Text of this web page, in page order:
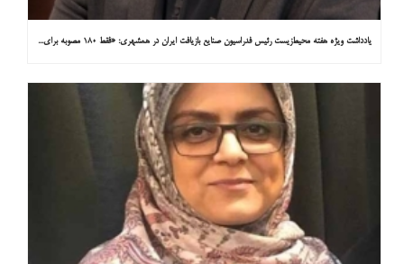
یادداشت ویژه هفته محیط‌زیست رئیس فدراسیون صنایع بازیافت ایران در همشهری: «فقط ۱۸۰ مصوبه برای خارج کردن خودروهای فرسوده از خیابان‌ها»